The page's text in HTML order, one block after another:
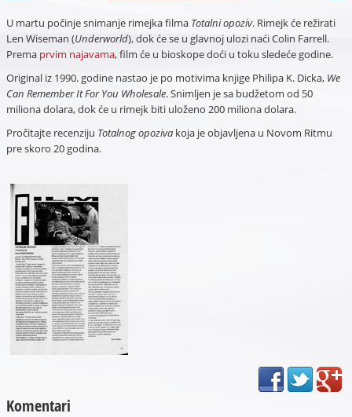
U martu počinje snimanje rimejka filma Totalni opoziv. Rimejk će režirati
Len Wiseman (Underworld), dok će se u glavnoj ulozi naći Colin Farrell.
Prema prvim najavama, film će u bioskope doći u toku sledeće godine.
Original iz 1990. godine nastao je po motivima knjige Philipa K. Dicka, We
Can Remember It For You Wholesale. Snimljen je sa budžetom od 50
miliona dolara, dok će u rimejk biti uloženo 200 miliona dolara.
Pročitajte recenziju Totalnog opozivakoja je objavljena u Novom Ritmu
pre skoro 20 godina.
Komentari